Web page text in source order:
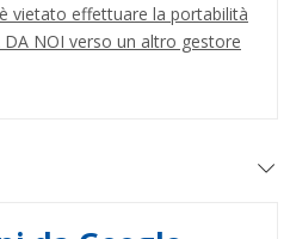
è vietato effettuare la portabilità
DA NOI verso un altro gestore